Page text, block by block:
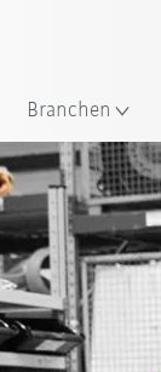
Branchen